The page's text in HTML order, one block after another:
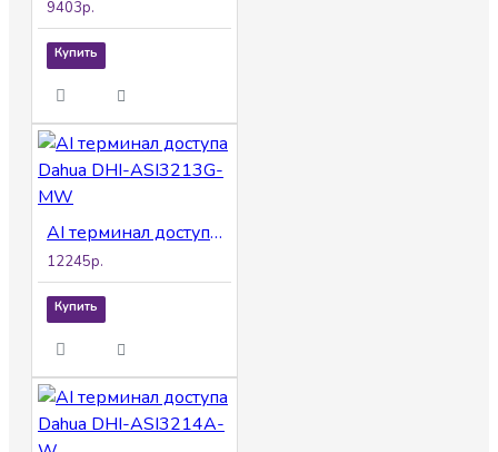
9403р.
Купить
AI терминал доступа Dahua DHI-ASI3213G-MW
12245р.
Купить